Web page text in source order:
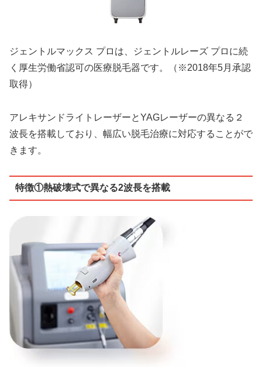
ジェントルマックス プロは、ジェントルレーズ プロに続
く厚生労働省認可の医療脱毛器です。（※2018年5月承認
取得）
アレキサンドライトレーザーとYAGレーザーの異なる２
波長を搭載しており、幅広い脱毛治療に対応することがで
きます。
特徴①熱破壊式で異なる2波長を搭載